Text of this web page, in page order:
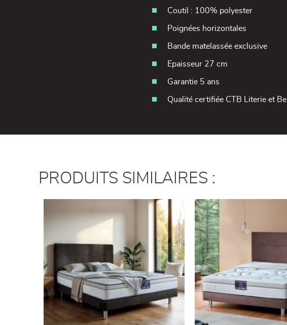
Coutil : 100% polyester
Poignées horizontales
Bande matelassée exclusive
Epaisseur 27 cm
Garantie 5 ans
Qualité certifiée CTB Literie et
PRODUITS SIMILAIRES :